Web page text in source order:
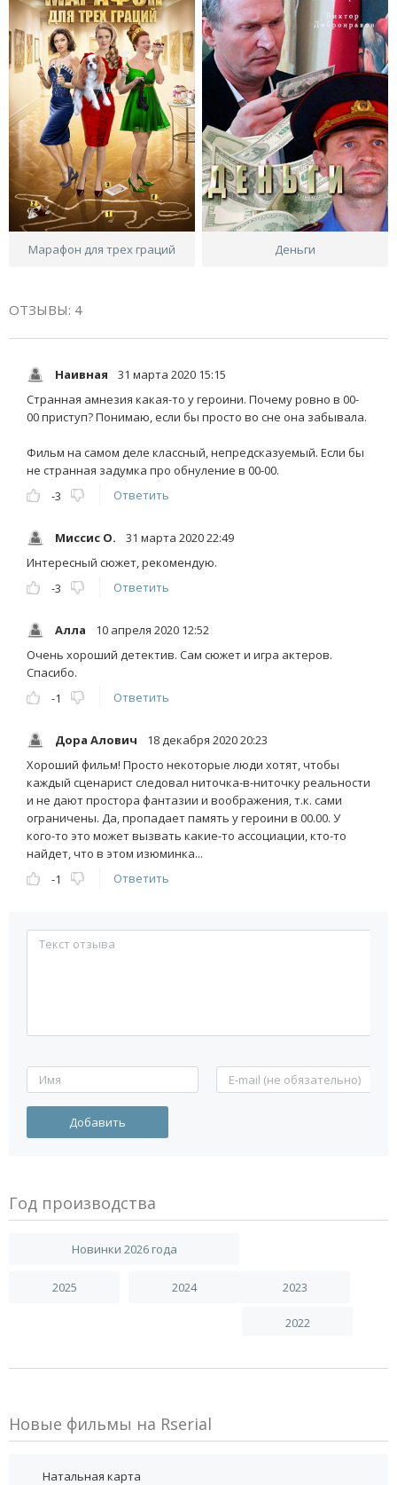
Марафон для трех граций Деньги
ОТЗЫВЫ: 4
Наивная
31 марта 2020 15:15
Странная амнезия какая-то у героини. Почему ровно в 00-
00 приступ? Понимаю, если бы просто во сне она забывала.
Фильм на самом деле классный, непредсказуемый. Если бы
не странная задумка про обнуление в 00-00.
-3
Ответить
Миссис О.
31 марта 2020 22:49
Интересный сюжет, рекомендую.
-3
Ответить
Алла
10 апреля 2020 12:52
Очень хороший детектив. Сам сюжет и игра актеров.
Спасибо.
-1
Ответить
Дора Алович
18 декабря 2020 20:23
Хороший фильм! Просто некоторые люди хотят, чтобы
каждый сценарист следовал ниточка-в-ниточку реальности
и не дают простора фантазии и воображения, т.к. сами
ограничены. Да, пропадает память у героини в 00.00. У
кого-то это может вызвать какие-то ассоциации, кто-то
найдет, что в этом изюминка...
-1
Ответить
Год производства
Новинки 2026 года
2025 2024 2023
2022
Новые фильмы на Rserial
Натальная карта